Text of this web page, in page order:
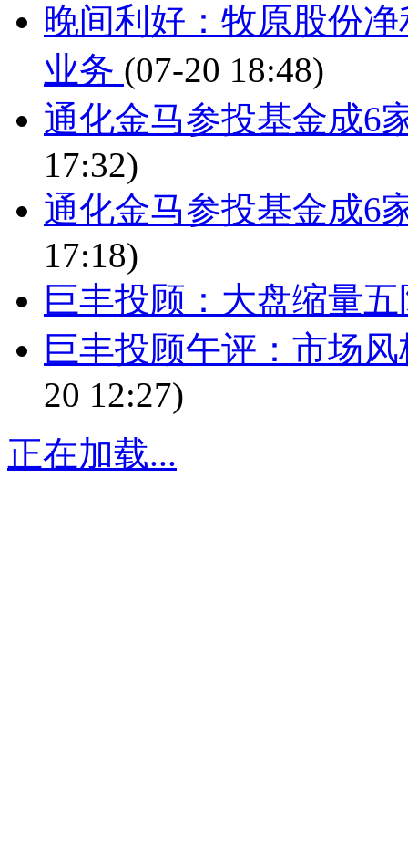
晚间利好：牧原股份
业务 (07-20 18:48)
通化金马参投基金成6
17:32)
通化金马参投基金成6
17:18)
巨丰投顾：大盘缩量
巨丰投顾午评：市场
20 12:27)
正在加载...